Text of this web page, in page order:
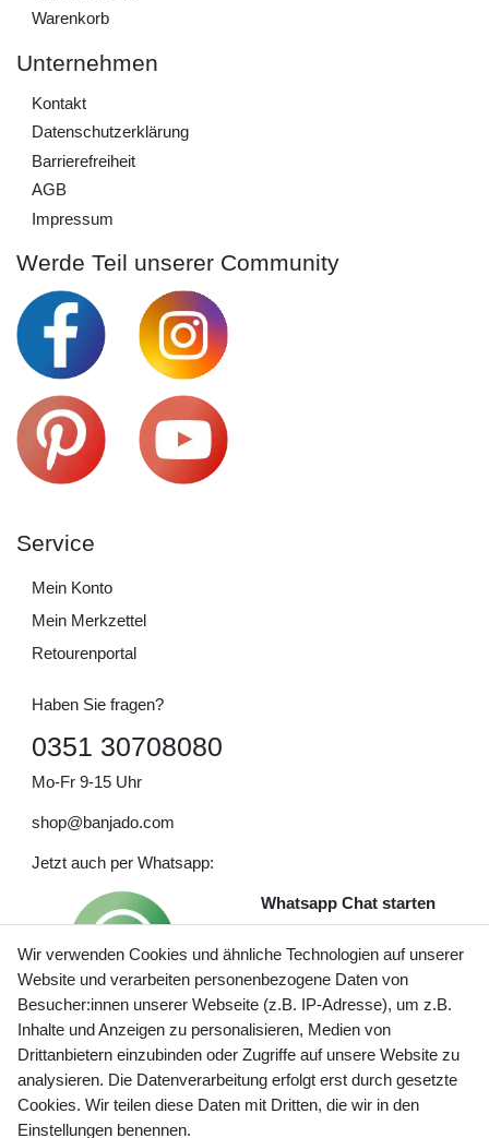
Warenkorb
Unternehmen
Kontakt
Daten­schutz­erklärung
Barrierefreiheit
AGB
Impressum
Werde Teil unserer Community
Service
Mein Konto
Mein Merkzettel
Retourenportal
Haben Sie fragen?
0351 30708080
Mo-Fr 9-15 Uhr
shop@banjado.com
Jetzt auch per Whatsapp:
Whatsapp Chat starten
Preisangaben inkl. gesetzl. MwSt. und zzgl. Service- und
Versandkosten
Wir verwenden Cookies und ähnliche Technologien auf unserer
Website und verarbeiten personenbezogene Daten von
Besucher:innen unserer Webseite (z.B. IP-Adresse), um z.B.
Inhalte und Anzeigen zu personalisieren, Medien von
Drittanbietern einzubinden oder Zugriffe auf unsere Website zu
analysieren. Die Datenverarbeitung erfolgt erst durch gesetzte
Cookies. Wir teilen diese Daten mit Dritten, die wir in den
Einstellungen benennen.